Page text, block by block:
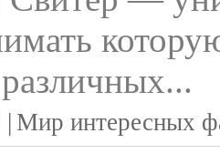
| Мир интересных